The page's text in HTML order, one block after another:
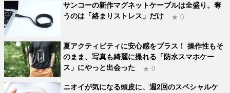
サンコーの新作マグネットケーブルは全盛り。奪
うのは「絡まりストレス」だけ
★ 0
夏アクティビティに安心感をプラス！ 操作性もそ
のまま、写真も綺麗に撮れる「防水スマホケー
ス」にやっと出会った
★ 0
ニオイが気になる頭皮に、週2回のスペシャルケ